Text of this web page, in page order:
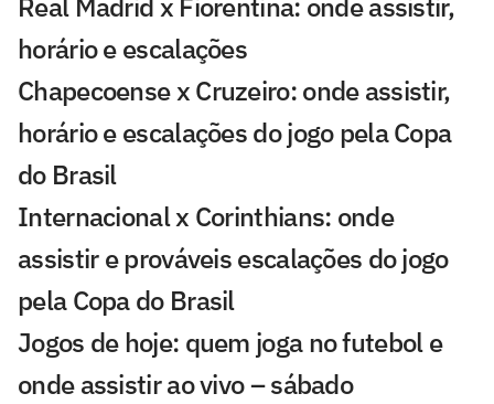
horário e escalações
Chapecoense x Cruzeiro: onde assistir,
horário e escalações do jogo pela Copa
do Brasil
Internacional x Corinthians: onde
assistir e prováveis escalações do jogo
pela Copa do Brasil
Jogos de hoje: quem joga no futebol e
onde assistir ao vivo – sábado